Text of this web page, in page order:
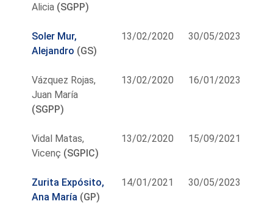
Alicia (SGPP)
Soler Mur,
Alejandro (GS)
13/02/2020 30/05/2023
Vázquez Rojas,
Juan María
(SGPP)
13/02/2020 16/01/2023
Vidal Matas,
Vicenç (SGPIC)
13/02/2020 15/09/2021
Zurita Expósito,
Ana María (GP)
14/01/2021 30/05/2023